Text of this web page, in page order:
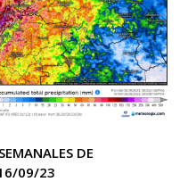
DE
09/23